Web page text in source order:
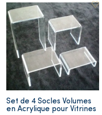
Set de 4 Socles Volumes
en Acrylique pour Vitrines